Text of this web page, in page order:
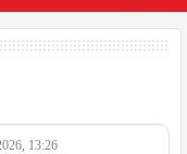
с порталом
13:26